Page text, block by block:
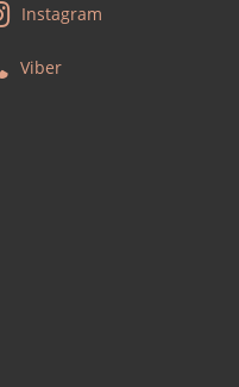
Instagram
Viber